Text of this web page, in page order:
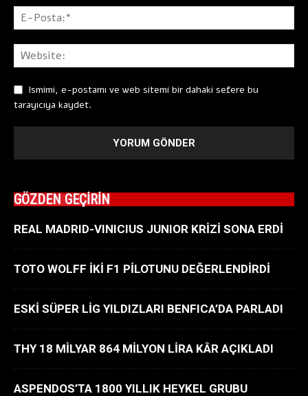
Ismimi, e-postamı ve web sitemi bir dahaki sefere bu
tarayıcıya kaydet.
GÖZDEN GEÇİRİN
REAL MADRID-VINICIUS JUNIOR KRİZİ SONA ERDİ
TOTO WOLFF İKİ F1 PİLOTUNU DEĞERLENDİRDİ
ESKİ SÜPER LİG YILDIZLARI BENFICA’DA PARLADI
THY 18 MİLYAR 864 MİLYON LİRA KÂR AÇIKLADI
ASPENDOS’TA 1800 YILLIK HEYKEL GRUBU